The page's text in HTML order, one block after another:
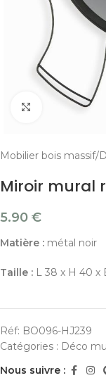
Cliquer pour
Mobilier bois massif
Miroir mural
5.90 €
Matière : métal noir
Taille : L 38 x H 40 x
Réf: BO096-HJ239
Catégories : Déco
Nous suivre :